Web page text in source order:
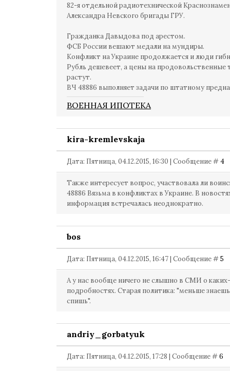
82-я отдельной радиотехнической
Александра Невского бригады ГРУ.
Гражданка Давыдова под арестом.
ФСБ России вешают медали на мундиры.
Конфликт на Украине продолжается и люди
Рубль дешевеет, а цены на продовольственные
растут.
ВЧ 48886 выполняет задачи по штатному
ВОЕННАЯ ИПОТЕКА
kira-kremlevskaja
Дата: Пятница, 04.12.2015, 16:30 | Сообщение #4
Также интересует вопрос, участвовала ли
48886 Вязьма в конфликтах в Украине. В
информация встречалась неоднократно.
bos
Дата: Пятница, 04.12.2015, 16:47 | Сообщение #5
А у нас вообще ничего не слышно в СМИ о
подробностях. Старая политика: "меньше
спишь".
andriy_gorbatyuk
Дата: Пятница, 04.12.2015, 17:28 | Сообщение #6